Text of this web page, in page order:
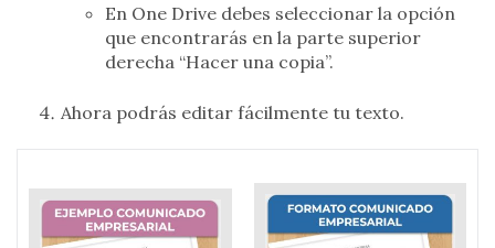
En One Drive debes seleccionar la opción
que encontrarás en la parte superior
derecha “Hacer una copia”.
Ahora podrás editar fácilmente tu texto.